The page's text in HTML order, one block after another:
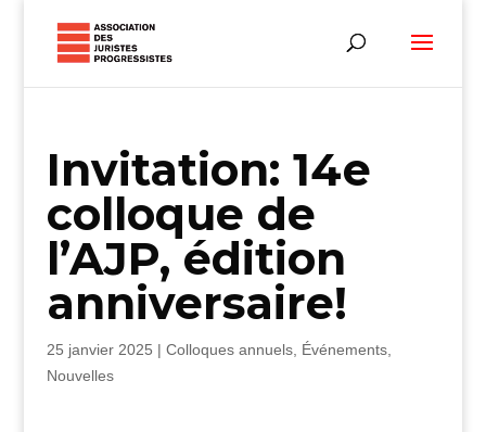
Invitation: 14e
colloque de
l’AJP, édition
anniversaire!
25 janvier 2025 | Colloques annuels, Événements,
Nouvelles